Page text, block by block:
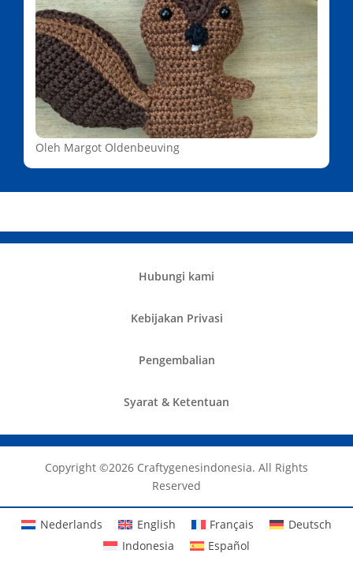
Oleh Margot Oldenbeuving
Hubungi kami
Kebijakan Privasi
Pengembalian
Syarat & Ketentuan
Copyright ©️2026 Craftygenesindonesia. All Rights
Reserved
Nederlands English Français
Deutsch
Indonesia
Español